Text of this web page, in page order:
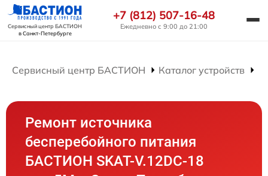
Сервисный центр БАСТИОН
в Санкт-Петербурге
+7 (812) 507-16-48
Ежедневно с 9:00 до 21:00
Сервисный центр БАСТИОН Каталог устройств
Ремонт источника
бесперебойного питания
БАСТИОН SKAT-V.12DC-18